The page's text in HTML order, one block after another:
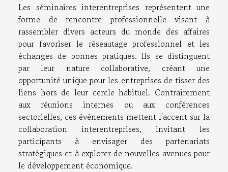
Les séminaires interentreprises représentent une
forme de rencontre professionnelle visant à
rassembler divers acteurs du monde des affaires
pour favoriser le réseautage professionnel et les
échanges de bonnes pratiques. Ils se distinguent
par leur nature collaborative, créant une
opportunité unique pour les entreprises de tisser des
liens hors de leur cercle habituel. Contrairement
aux réunions internes ou aux conférences
sectorielles, ces événements mettent l'accent sur la
collaboration interentreprises, invitant les
participants à envisager des partenariats
stratégiques et à explorer de nouvelles avenues pour
le développement économique.